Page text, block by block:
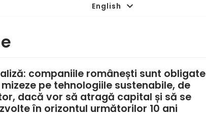
English
companiile românești sunt obligate
pe tehnologiile sustenabile, de
dacă vor să atragă capital și să se
în orizontul următorilor 10 ani